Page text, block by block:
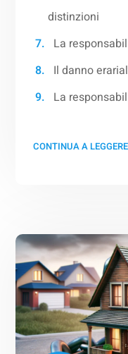
distinzioni
La
Il danno
La
CONTINUA A LEGGERE